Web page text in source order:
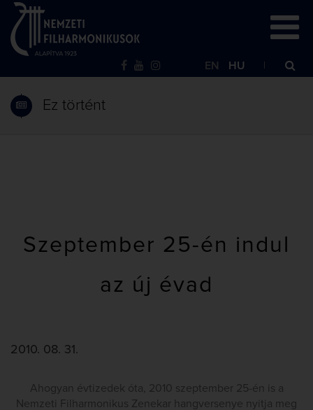
EN HU
Ez történt
Szeptember 25-én indul
az új évad
2010. 08. 31.
Ahogyan évtizedek óta, 2010 szeptember 25-én is a
Nemzeti Filharmonikus Zenekar hangversenye nyitja meg